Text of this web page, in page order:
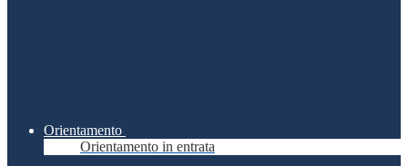
Orientamento
Orientamento in entrata